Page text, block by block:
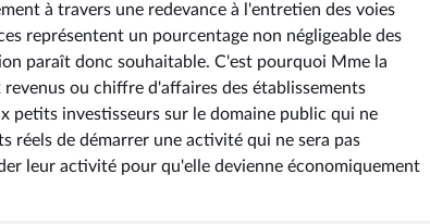
à travers une redevance à l'entretien des voies
représentent un pourcentage non négligeable des
paraît donc souhaitable. C'est pourquoi Mme la
ou chiffre d'affaires des établissements
petits investisseurs sur le domaine public qui ne
réels de démarrer une activité qui ne sera pas
leur activité pour qu'elle devienne économiquement